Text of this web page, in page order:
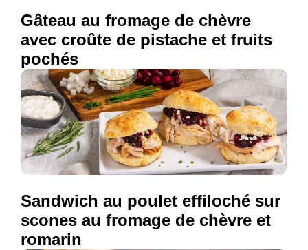
Gâteau au fromage de chèvre
avec croûte de pistache et fruits
pochés
Sandwich au poulet effiloché sur
scones au fromage de chèvre et
romarin